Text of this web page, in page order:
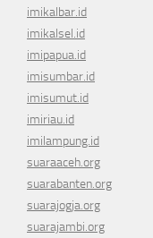
imikalbar.id
imikalsel.id
imipapua.id
imisumbar.id
imisumut.id
imiriau.id
imilampung.id
suaraaceh.org
suarabanten.org
suarajogja.org
suarajambi.org